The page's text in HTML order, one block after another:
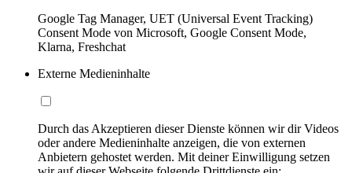
Google Tag Manager, UET (Universal Event Tracking)
Consent Mode von Microsoft, Google Consent Mode,
Klarna, Freshchat
Externe Medieninhalte
Durch das Akzeptieren dieser Dienste können wir dir Videos
oder andere Medieninhalte anzeigen, die von externen
Anbietern gehostet werden. Mit deiner Einwilligung setzen